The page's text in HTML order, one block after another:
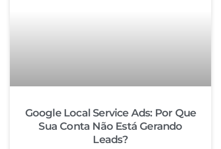
Google Local Service Ads: Por Que
Sua Conta Não Está Gerando
Leads?